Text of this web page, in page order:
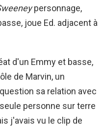
personnage,
joue Ed. adjacent à
d'un Emmy et basse,
de Marvin, un
sa relation avec
personne sur terre
j'avais vu le clip de